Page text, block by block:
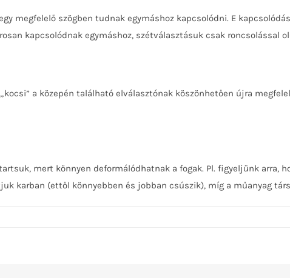
megfelelő szögben tudnak egymáshoz kapcsolódni. E
kapcsolódnak egymáshoz, szétválasztásuk csak roncsolással
a közepén található elválasztónak köszönhetően újra
mert könnyen deformálódhatnak a fogak. Pl. figyeljünk arra,
karban (ettől könnyebben és jobban csúszik), míg a műanyag